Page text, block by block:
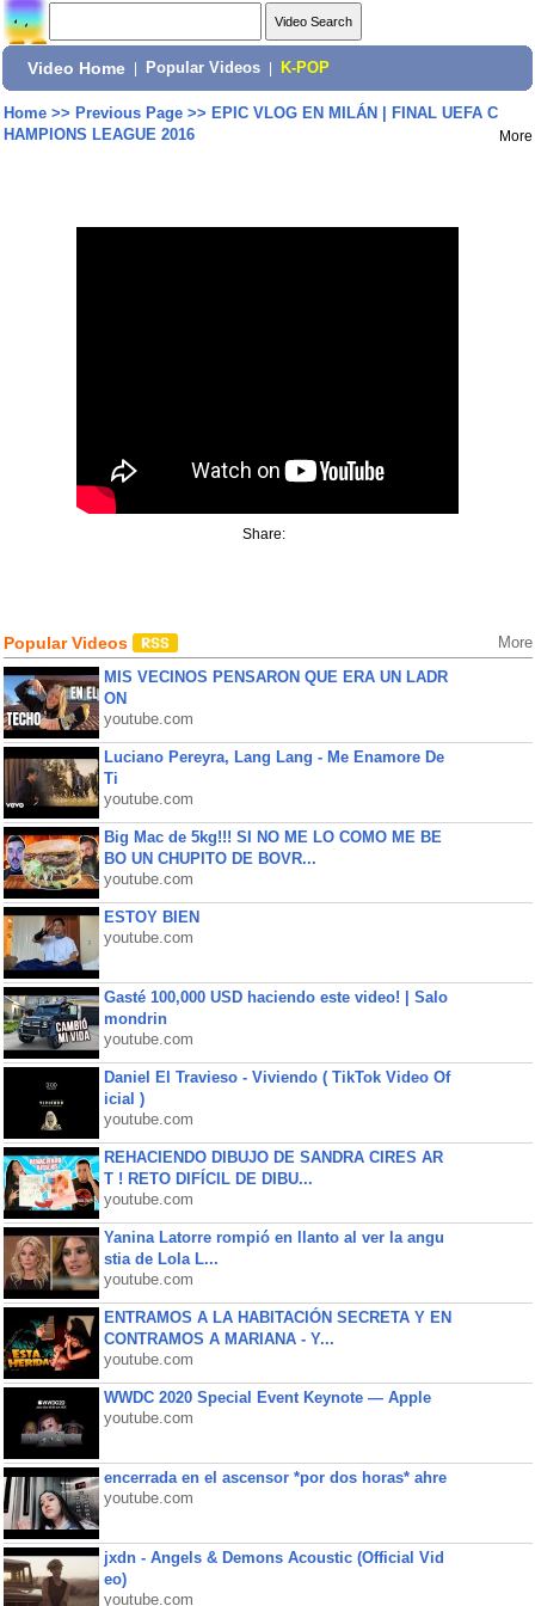
Video Home Popular Videos K-POP
Home>> Previous Page>> EPIC VLOG EN MILÁN | FINAL UEFA C
HAMPIONS LEAGUE 2016
More
Share:
Popular Videos More
MIS VECINOS PENSARON QUE ERA UN LADR
ON
youtube.com
Luciano Pereyra, Lang Lang - Me Enamore De
Ti
youtube.com
Big Mac de 5kg!!! SI NO ME LO COMO ME BE
BO UN CHUPITO DE BOVR...
youtube.com
ESTOY BIEN
youtube.com
Gasté 100,000 USD haciendo este video! | Salo
mondrin
youtube.com
Daniel El Travieso - Viviendo ( TikTok Video Of
icial )
youtube.com
REHACIENDO DIBUJO DE SANDRA CIRES AR
T ! RETO DIFÍCIL DE DIBU...
youtube.com
Yanina Latorre rompió en llanto al ver la angu
stia de Lola L...
youtube.com
ENTRAMOS A LA HABITACIÓN SECRETA Y EN
CONTRAMOS A MARIANA - Y...
youtube.com
WWDC 2020 Special Event Keynote — Apple
youtube.com
encerrada en el ascensor *por dos horas* ahre
youtube.com
jxdn - Angels & Demons Acoustic (Official Vid
eo)
youtube.com